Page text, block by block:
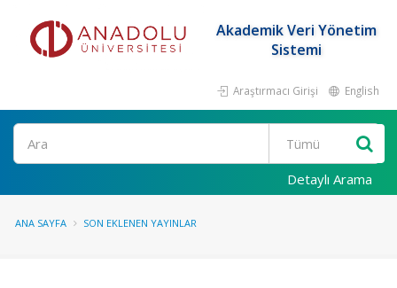
Akademik Veri Yönetim
Sistemi
Araştırmacı Girişi English
Ara
Detaylı Arama
ANA SAYFA SON EKLENEN YAYINLAR